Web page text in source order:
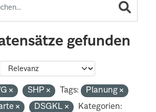
gefunden
SHP Tags:
Planung
DSGKL
Kategorien: